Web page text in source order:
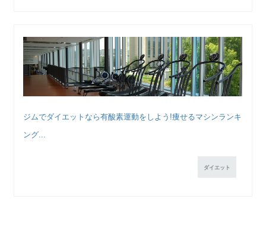
ジムでダイエットなら有酸素運動をしよう!痩せるマシンランキ
ング...
ダイエット